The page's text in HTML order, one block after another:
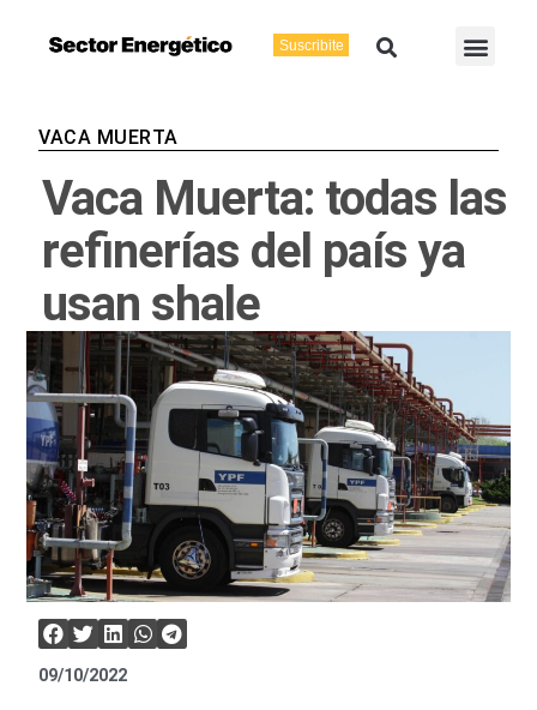
Suscribite Buscar
VACA MUERTA
Vaca Muerta: todas las
refinerías del país ya
usan shale
09/10/2022